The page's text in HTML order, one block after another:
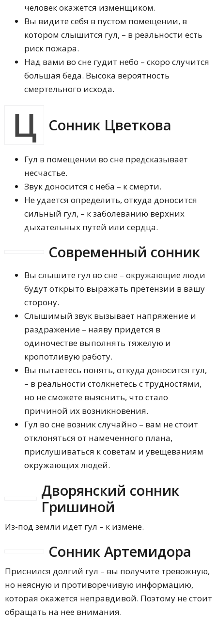
человек окажется изменщиком.
Вы видите себя в пустом помещении, в
котором слышится гул, – в реальности есть
риск пожара.
Над вами во сне гудит небо – скоро случится
большая беда. Высока вероятность
смертельного исхода.
Сонник Цветкова
Гул в помещении во сне предсказывает
несчастье.
Звук доносится с неба – к смерти.
Не удается определить, откуда доносится
сильный гул, – к заболеванию верхних
дыхательных путей или сердца.
Современный сонник
Вы слышите гул во сне – окружающие люди
будут открыто выражать претензии в вашу
сторону.
Слышимый звук вызывает напряжение и
раздражение – наяву придется в
одиночестве выполнять тяжелую и
кропотливую работу.
Вы пытаетесь понять, откуда доносится гул,
– в реальности столкнетесь с трудностями,
но не сможете выяснить, что стало
причиной их возникновения.
Гул во сне возник случайно – вам не стоит
отклоняться от намеченного плана,
прислушиваться к советам и увещеваниям
окружающих людей.
Дворянский сонник
Гришиной
Из-под земли идет гул – к измене.
Сонник Артемидора
Приснился долгий гул – вы получите тревожную,
но неясную и противоречивую информацию,
которая окажется неправдивой. Поэтому не стоит
обращать на нее внимания.